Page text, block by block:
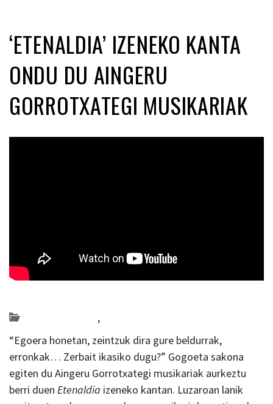
‘ETENALDIA’ IZENEKO KANTA
ONDU DU AINGERU
GORROTXATEGI MUSIKARIAK
,
“Egoera honetan, zeintzuk dira gure beldurrak,
erronkak… Zerbait ikasiko dugu?” Gogoeta sakona
egiten du Aingeru Gorrotxategi musikariak aurkeztu
berri duen Etenaldia izeneko kantan. Luzaroan lanik